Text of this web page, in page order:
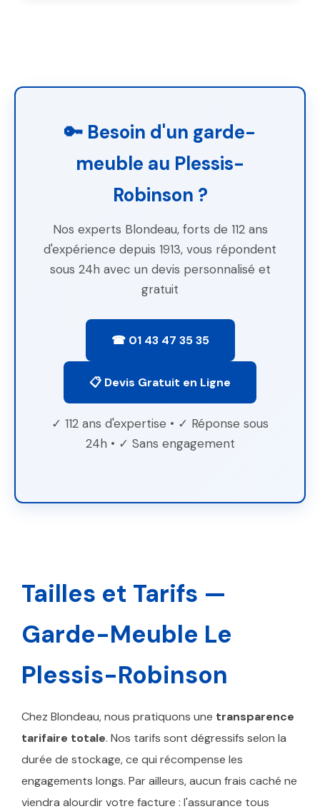
🔑 Besoin d'un garde-
meuble au Plessis-
Robinson ?
Nos experts Blondeau, forts de 112 ans
d'expérience depuis 1913, vous répondent
sous 24h avec un devis personnalisé et
gratuit
☎ 01 43 47 35 35
📋 Devis Gratuit en Ligne
✓ 112 ans d'expertise • ✓ Réponse sous
24h • ✓ Sans engagement
Tailles et Tarifs —
Garde-Meuble Le
Plessis-Robinson
Chez Blondeau, nous pratiquons une transparence
tarifaire totale. Nos tarifs sont dégressifs selon la
durée de stockage, ce qui récompense les
engagements longs. Par ailleurs, aucun frais caché ne
viendra alourdir votre facture : l'assurance tous